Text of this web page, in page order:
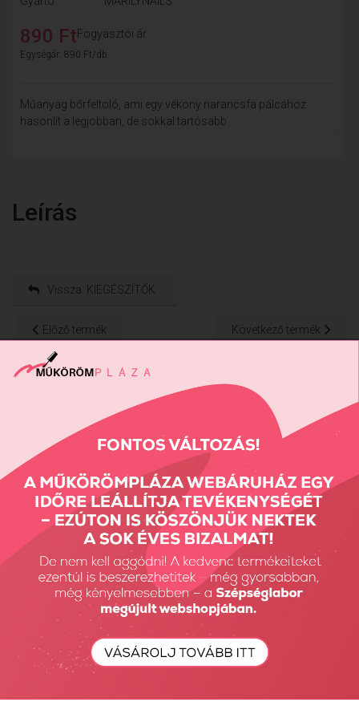
Fogyasztói ár
890 Ft
Egységár: 890 Ft/db
Műanyag bőrfeltoló, ami egy vékony narancsfa pálcához
hasonlít a legjobban, de sokkal tartósabb.
Leírás
Vissza: KIEGÉSZÍTŐK
Előző termék Következő termék
Részletes Kereső
Keresés
Fiók Karbantartás
Fiókom
Fiók törlése